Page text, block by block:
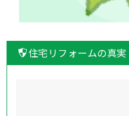
住宅リフォームの真実